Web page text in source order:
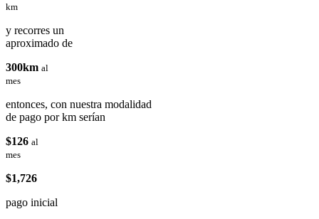
km
y recorres un
aproximado de
300km al
mes
entonces, con nuestra modalidad
de pago por km serían
$126 al
mes
$1,726
pago inicial